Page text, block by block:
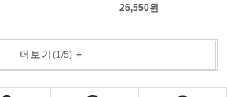
26,550원
더보기 (1/5)+